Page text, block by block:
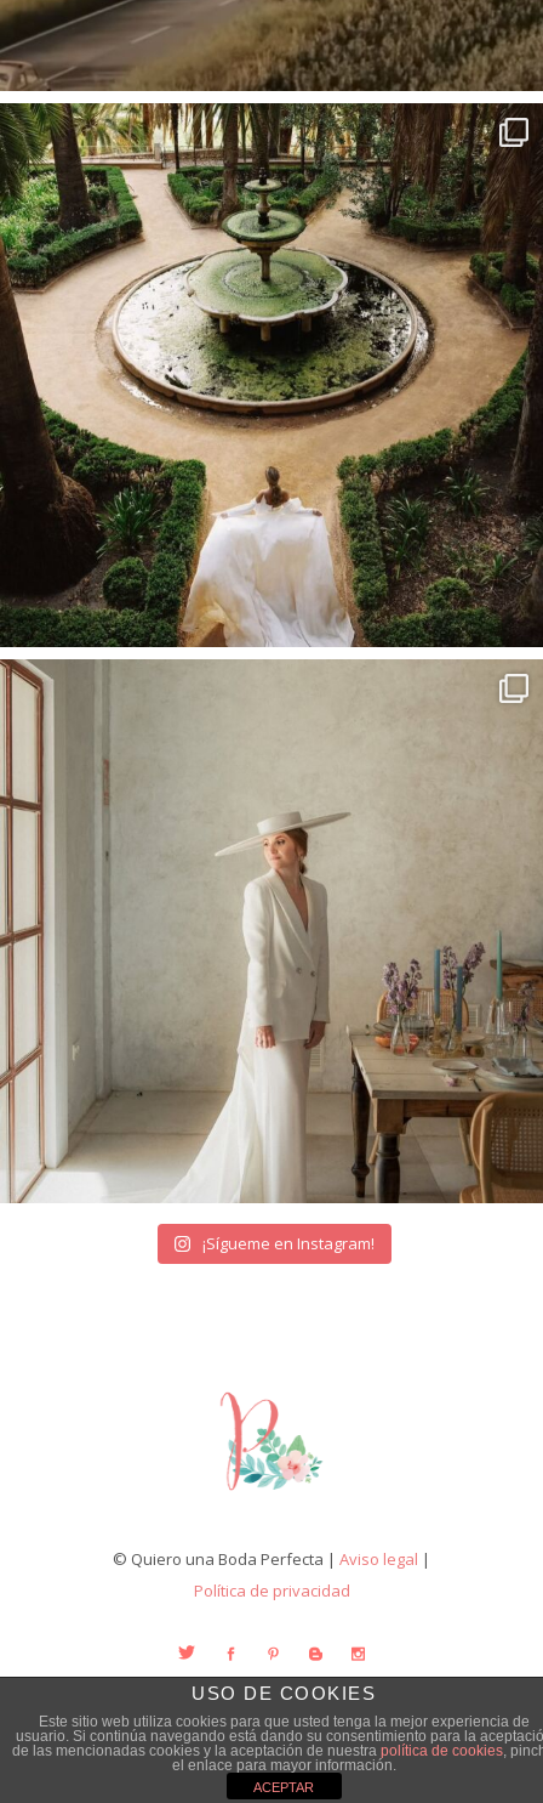
¡Sígueme en Instagram!
© Quiero una Boda Perfecta | Aviso legal |
Política de privacidad
USO DE COOKIES
Este sitio web utiliza cookies para que usted tenga la mejor experiencia de
usuario. Si continúa navegando está dando su consentimiento para la
de las mencionadas cookies y la aceptación de nuestra política de cookies,
el enlace para mayor información.
ACEPTAR